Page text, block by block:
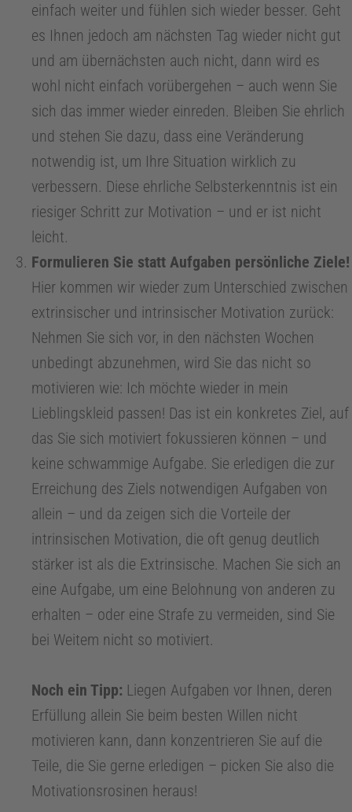
a
h
n
e
c
h
n
k
P
r
a
x
s
m
a
einfach weiter und fühlen sich wieder besser. Geht
es Ihnen jedoch am nächsten Tag wieder nicht gut
und am übernächsten auch nicht, dann wird es
wohl nicht einfach vorübergehen – auch wenn Sie
sich das immer wieder einreden. Bleiben Sie ehrlich
und stehen Sie dazu, dass eine Veränderung
notwendig ist, um Ihre Situation wirklich zu
verbessern. Diese ehrliche Selbsterkenntnis ist ein
riesiger Schritt zur Motivation – und er ist nicht
leicht.
Formulieren Sie statt Aufgaben persönliche Ziele!
Hier kommen wir wieder zum Unterschied zwischen
extrinsischer und intrinsischer Motivation zurück:
Nehmen Sie sich vor, in den nächsten Wochen
unbedingt abzunehmen, wird Sie das nicht so
motivieren wie: Ich möchte wieder in mein
Lieblingskleid passen! Das ist ein konkretes Ziel, auf
das Sie sich motiviert fokussieren können – und
keine schwammige Aufgabe. Sie erledigen die zur
Erreichung des Ziels notwendigen Aufgaben von
allein – und da zeigen sich die Vorteile der
intrinsischen Motivation, die oft genug deutlich
stärker ist als die Extrinsische. Machen Sie sich an
eine Aufgabe, um eine Belohnung von anderen zu
erhalten – oder eine Strafe zu vermeiden, sind Sie
bei Weitem nicht so motiviert.
Noch ein Tipp: Liegen Aufgaben vor Ihnen, deren
Erfüllung allein Sie beim besten Willen nicht
motivieren kann, dann konzentrieren Sie auf die
Teile, die Sie gerne erledigen – picken Sie also die
Motivationsrosinen heraus!